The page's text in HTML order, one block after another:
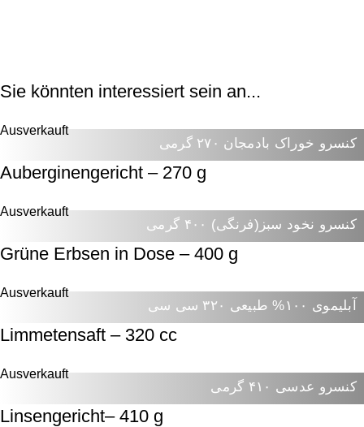
Sie könnten interessiert sein an...
Ausverkauft
کنسرو خوراک بادمجان ۲۷۰ گرمی
Auberginengericht – 270 g
Ausverkauft
کنسرو نخود سبز(فرنگی) ۴۰۰ گرمی
Grüne Erbsen in Dose – 400 g
Ausverkauft
آبلیموی ۱۰۰% طبیعی ۳۲۰ سی سی
Limmetensaft – 320 cc
Ausverkauft
کنسرو عدسی ۴۱۰ گرمی
Linsengericht– 410 g